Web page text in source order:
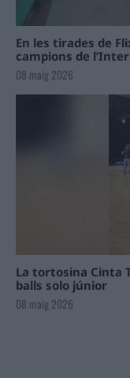
En les tirades de
campions de
08 maig 2026
La tortosina Cinta
balls solo júnior
08 maig 2026